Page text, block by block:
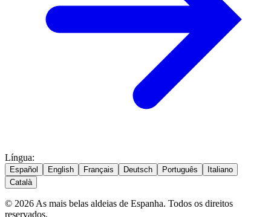
Língua:
Español English Français Deutsch Português
Italiano
Català
© 2026 As mais belas aldeias de Espanha. Todos os direitos
reservados.